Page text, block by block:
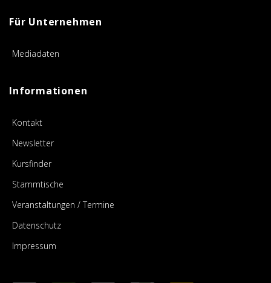
Für Unternehmen
Mediadaten
Informationen
Kontakt
Newsletter
Kursfinder
Stammtische
Veranstaltungen / Termine
Datenschutz
Impressum